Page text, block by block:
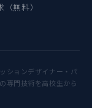
無料）
ションデザイナー・パ
専門技術を高校生から